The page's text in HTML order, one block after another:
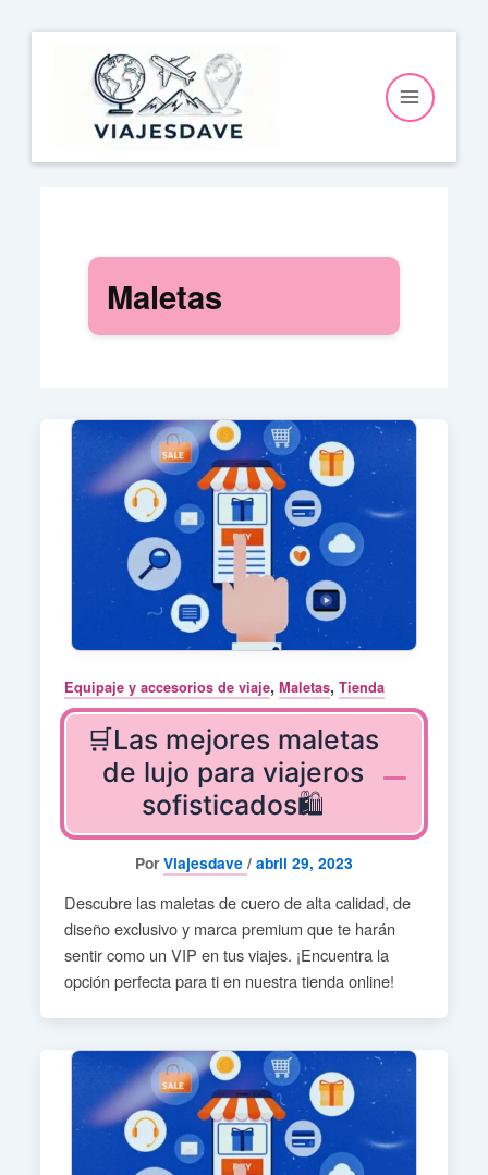
contenido
Maletas
Equipaje y accesorios de viaje, Maletas, Tienda
🛒Las mejores maletas
de lujo para viajeros
sofisticados🛍️
Por Viajesdave / abril 29, 2023
Descubre las maletas de cuero de alta calidad, de
diseño exclusivo y marca premium que te harán
sentir como un VIP en tus viajes. ¡Encuentra la
opción perfecta para ti en nuestra tienda online!